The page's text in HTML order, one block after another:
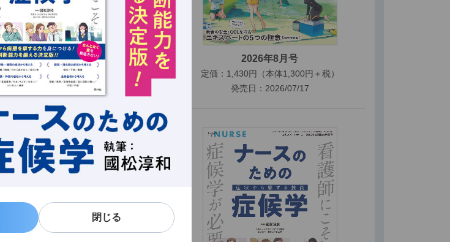
閉じる
閉じる
2026年8月号
定価：1,430円（本体1,300円＋税）
発売日：2026/07/17